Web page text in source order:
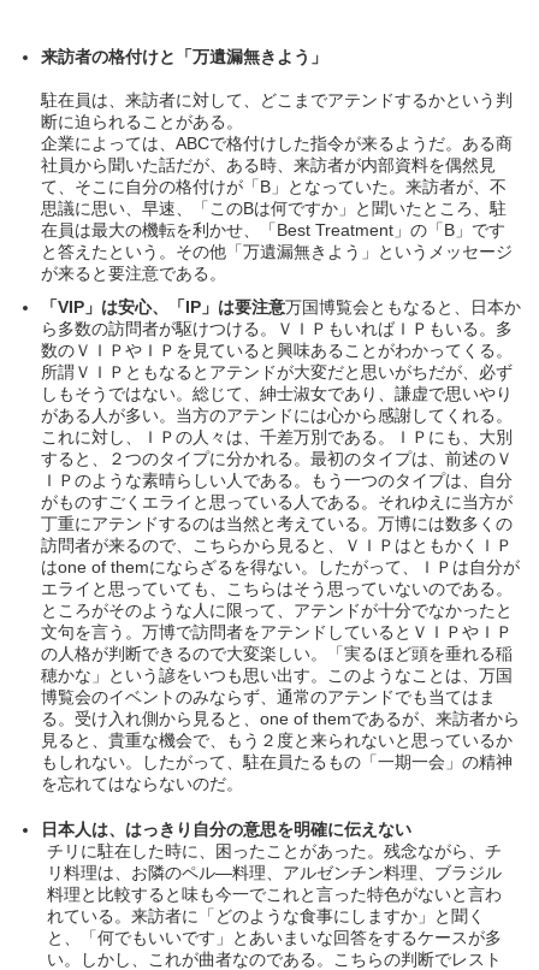
来訪者の格付けと「万遺漏無きよう」
駐在員は、来訪者に対して、どこまでアテンドするかという判
断に迫られることがある。
企業によっては、ABCで格付けした指令が来るようだ。ある商
社員から聞いた話だが、ある時、来訪者が内部資料を偶然見
て、そこに自分の格付けが「B」となっていた。来訪者が、不
思議に思い、早速、「このBは何ですか」と聞いたところ、駐
在員は最大の機転を利かせ、「Best Treatment」の「B」です
と答えたという。その他「万遺漏無きよう」というメッセージ
が来ると要注意である。
「VIP」は安心、「IP」は要注意万国博覧会ともなると、日本か
ら多数の訪問者が駆けつける。ＶＩＰもいればＩＰもいる。多
数のＶＩＰやＩＰを見ていると興味あることがわかってくる。
所謂ＶＩＰともなるとアテンドが大変だと思いがちだが、必ず
しもそうではない。総じて、紳士淑女であり、謙虚で思いやり
がある人が多い。当方のアテンドには心から感謝してくれる。
これに対し、ＩＰの人々は、千差万別である。ＩＰにも、大別
すると、２つのタイプに分かれる。最初のタイプは、前述のＶ
ＩＰのような素晴らしい人である。もう一つのタイプは、自分
がものすごくエライと思っている人である。それゆえに当方が
丁重にアテンドするのは当然と考えている。万博には数多くの
訪問者が来るので、こちらから見ると、ＶＩＰはともかくＩＰ
はone of themにならざるを得ない。したがって、ＩＰは自分が
エライと思っていても、こちらはそう思っていないのである。
ところがそのような人に限って、アテンドが十分でなかったと
文句を言う。万博で訪問者をアテンドしているとＶＩＰやＩＰ
の人格が判断できるので大変楽しい。「実るほど頭を垂れる稲
穂かな」という諺をいつも思い出す。このようなことは、万国
博覧会のイベントのみならず、通常のアテンドでも当てはま
る。受け入れ側から見ると、one of themであるが、来訪者から
見ると、貴重な機会で、もう２度と来られないと思っているか
もしれない。したがって、駐在員たるもの「一期一会」の精神
を忘れてはならないのだ。
日本人は、はっきり自分の意思を明確に伝えない
チリに駐在した時に、困ったことがあった。残念ながら、チ
リ料理は、お隣のペル―料理、アルゼンチン料理、ブラジル
料理と比較すると味も今一でこれと言った特色がないと言わ
れている。来訪者に「どのような食事にしますか」と聞く
と、「何でもいいです」とあいまいな回答をするケースが多
い。しかし、これが曲者なのである。こちらの判断でレスト